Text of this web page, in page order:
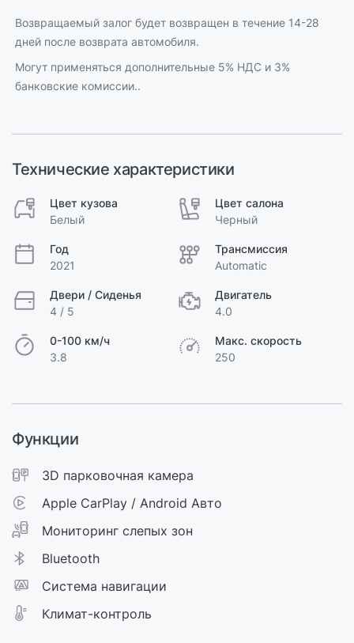
Возвращаемый залог будет возвращен в течение 14-28
дней после возврата автомобиля.
Могут применяться дополнительные 5% НДС и 3%
банковские комиссии..
Технические характеристики
Цвет кузова
Белый
Цвет салона
Черный
Год
2021
Трансмиссия
Automatic
Двери / Сиденья
4 / 5
Двигатель
4.0
0-100 км/ч
3.8
Макс. скорость
250
Функции
3D парковочная камера
Apple CarPlay / Android Авто
Мониторинг слепых зон
Bluetooth
Cистема навигации
Климат-контроль